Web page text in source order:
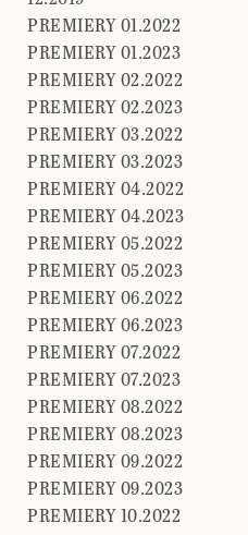
PREMIERY 01.2022
PREMIERY 01.2023
PREMIERY 02.2022
PREMIERY 02.2023
PREMIERY 03.2022
PREMIERY 03.2023
PREMIERY 04.2022
PREMIERY 04.2023
PREMIERY 05.2022
PREMIERY 05.2023
PREMIERY 06.2022
PREMIERY 06.2023
PREMIERY 07.2022
PREMIERY 07.2023
PREMIERY 08.2022
PREMIERY 08.2023
PREMIERY 09.2022
PREMIERY 09.2023
PREMIERY 10.2022